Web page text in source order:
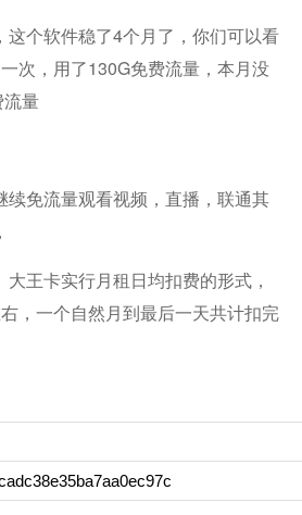
这个软件稳了4个月了，你们可以看
次，用了130G免费流量，本月没
量
续免流量观看视频，直播，联通其
王卡实行月租日均扣费的形式，
，一个自然月到最后一天共计扣完